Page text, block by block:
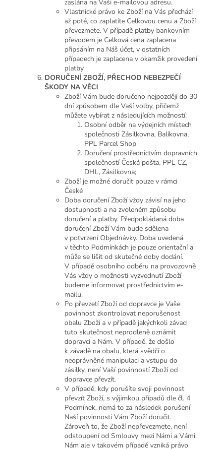
zaslána na Vaši e-mailovou adresu.
Vlastnické právo ke Zboží na Vás přechází
až poté, co zaplatíte Celkovou cenu a Zboží
převezmete. V případě platby bankovním
převodem je Celková cena zaplacena
připsáním na Náš účet, v ostatních
případech je zaplacena v okamžik provedení
platby.
DORUČENÍ ZBOŽÍ, PŘECHOD NEBEZPEČÍ
ŠKODY NA VĚCI
Zboží Vám bude doručeno nejpozději do 30
dní způsobem dle Vaší volby, přičemž
můžete vybírat z následujících možností:
Osobní odběr na výdejních místech
společnosti Zásilkovna, Balíkovna,
PPL Parcel Shop
Doručení prostřednictvím dopravních
společností Česká pošta, PPL CZ,
DHL, Zásilkovna;
Zboží je možné doručit pouze v rámci
České
Doba doručení Zboží vždy závisí na jeho
dostupnosti a na zvoleném způsobu
doručení a platby. Předpokládaná doba
doručení Zboží Vám bude sdělena
v potvrzení Objednávky. Doba uvedená
v těchto Podmínkách je pouze orientační a
může se lišit od skutečné doby dodání.
V případě osobního odběru na provozovně
Vás vždy o možnosti vyzvednutí Zboží
budeme informovat prostřednictvím e-
mailu.
Po převzetí Zboží od dopravce je Vaše
povinnost zkontrolovat neporušenost
obalu Zboží a v případě jakýchkoli závad
tuto skutečnost neprodleně oznámit
dopravci a Nám. V případě, že došlo
k závadě na obalu, která svědčí o
neoprávněné manipulaci a vstupu do
zásilky, není Vaší povinností Zboží od
dopravce převzít.
V případě, kdy porušíte svoji povinnost
převzít Zboží, s výjimkou případů dle čl. 4
Podmínek, nemá to za následek porušení
Naší povinnosti Vám Zboží doručit.
Zároveň to, že Zboží nepřevezmete, není
odstoupení od Smlouvy mezi Námi a Vámi.
Nám ale v takovém případě vzniká právo